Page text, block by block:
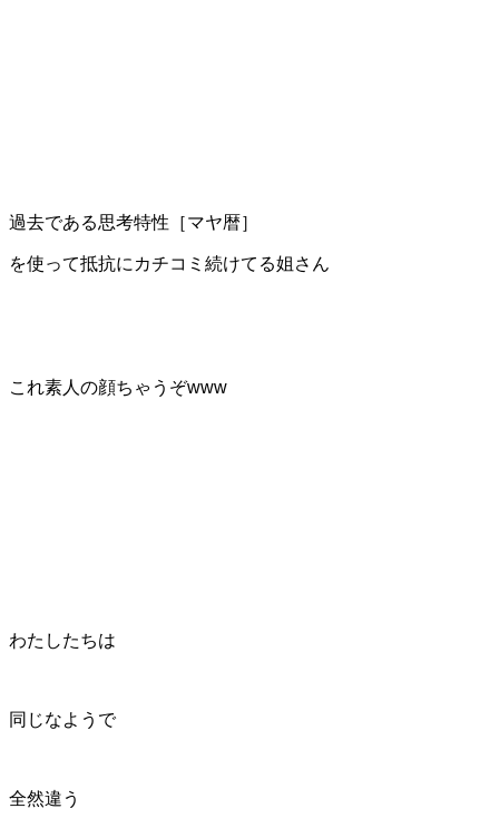
過去である思考特性［マヤ暦］
を使って抵抗にカチコミ続けてる姐さん
これ素人の顔ちゃうぞwww
わたしたちは
同じなようで
全然違う